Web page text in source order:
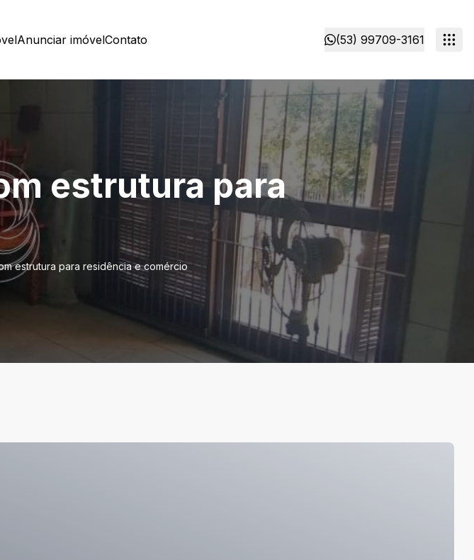
Anunciar imóvelContato (53) 99709-3161
estrutura para
estrutura para residência e comércio